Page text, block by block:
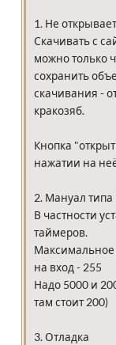
1. Не
Скачивать с
можно только
сохранить
скачивания -
кракозяб.
Кнопка
нажатии на
2. Мануал типа
В частности
таймеров.
Максимальное
на вход - 255
Надо 5000 и
там стоит 200)
3. Отладка